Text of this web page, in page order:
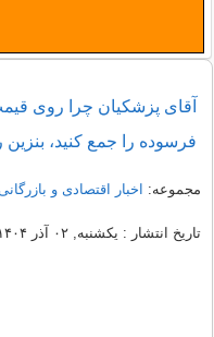
آقای پزشکیان چرا روی
فرسوده را جمع کنید، بنزین
مجموعه: اخبار اقتصادی و
تاریخ انتشار : یکشنبه, ۰۲ آذر ۱۴۰۴ ۰۸:۳۶